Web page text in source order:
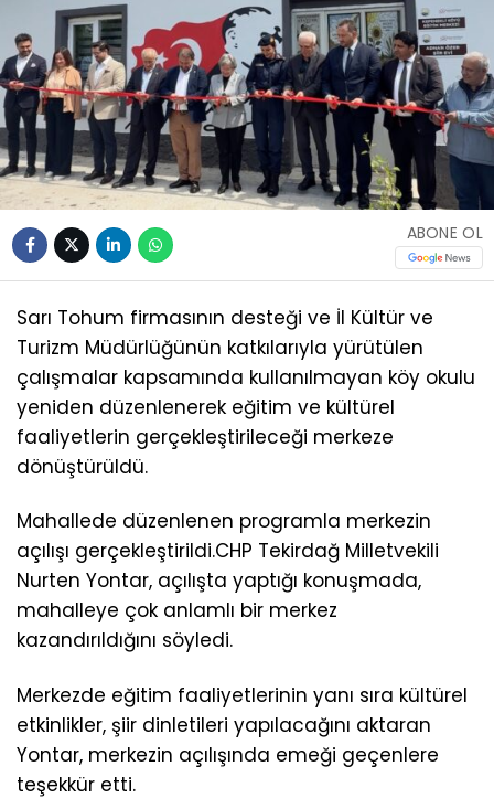
ABONE OL
Sarı Tohum firmasının desteği ve İl Kültür ve
Turizm Müdürlüğünün katkılarıyla yürütülen
çalışmalar kapsamında kullanılmayan köy okulu
yeniden düzenlenerek eğitim ve kültürel
faaliyetlerin gerçekleştirileceği merkeze
dönüştürüldü.
Mahallede düzenlenen programla merkezin
açılışı gerçekleştirildi.CHP Tekirdağ Milletvekili
Nurten Yontar, açılışta yaptığı konuşmada,
mahalleye çok anlamlı bir merkez
kazandırıldığını söyledi.
Merkezde eğitim faaliyetlerinin yanı sıra kültürel
etkinlikler, şiir dinletileri yapılacağını aktaran
Yontar, merkezin açılışında emeği geçenlere
teşekkür etti.